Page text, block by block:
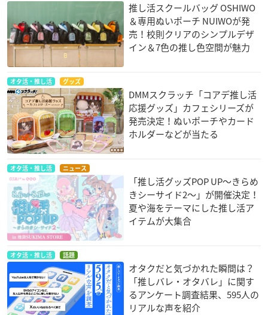
推し活スクールバッグ OSHIWO
＆専用ぬいポーチ NUIWOが発
売！校則クリアのシンプルデザ
イン＆7色の推し色空間が魅力
オタ活・推し活 グッズ
DMMスクラッチ「コアデ推し活
応援グッズ」カフェシリーズが
発売決定！ぬいポーチやカード
ホルダーなどが当たる
オタ活・推し活 ニュース
「推し活グッズPOP UP～きらめ
きシーサイド2～」が開催決定！
夏や海をテーマにした推し活ア
イテムが大集合
オタ活・推し活 話題
オタクだと気づかれた瞬間は？
「推しバレ・オタバレ」に関す
るアンケート調査結果、595人の
リアルな声を紹介